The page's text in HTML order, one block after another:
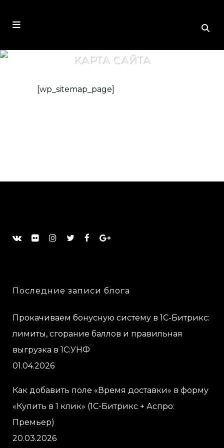
КАРТА САЙТА
[wp_sitemap_page]
Последние записи блога
Прокачиваем бонусную систему в 1С-Битрикс:
лимиты, сгорание баллов и правильная
выгрузка в 1С:УНФ
01.04.2026
Как добавить поле «Время доставки» в форму
«Купить в 1 клик» (1С-Битрикс + Аспро:
Премьер)
20.03.2026